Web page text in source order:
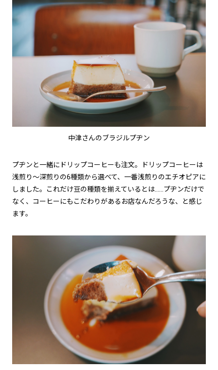
中津さんのブラジルプヂン
プヂンと一緒にドリップコーヒーも注文。ドリップコーヒーは
浅煎り〜深煎りの6種類から選べて、一番浅煎りのエチオピアに
しました。これだけ豆の種類を揃えているとは……プヂンだけで
なく、コーヒーにもこだわりがあるお店なんだろうな、と感じ
ます。